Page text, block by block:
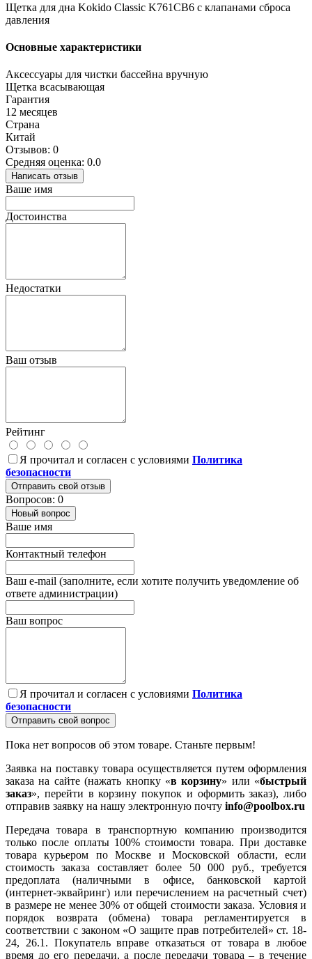
Щетка для дна Kokido Classic K761CB6 с клапанами сброса
давления
Основные характеристики
Аксессуары для чистки бассейна вручную
Щетка всасывающая
Гарантия
12 месяцев
Страна
Китай
Отзывов: 0
Средняя оценка: 0.0
Написать отзыв
Ваше имя
Достоинства
Недостатки
Ваш отзыв
Рейтинг
Я прочитал и согласен с условиями Политика
безопасности
Отправить свой отзыв
Вопросов: 0
Новый вопрос
Ваше имя
Контактный телефон
Ваш e-mail (заполните, если хотите получить уведомление об
ответе администрации)
Ваш вопрос
Я прочитал и согласен с условиями Политика
безопасности
Отправить свой вопрос
Пока нет вопросов об этом товаре. Станьте первым!
Заявка на поставку товара осуществляется путем оформления
заказа на сайте (нажать кнопку «в корзину» или «быстрый
заказ», перейти в корзину покупок и оформить заказ), либо
отправив заявку на нашу электронную почту info@poolbox.ru
Передача товара в транспортную компанию производится
только после оплаты 100% стоимости товара. При доставке
товара курьером по Москве и Московской области, если
стоимость заказа составляет более 50 000 руб., требуется
предоплата (наличными в офисе, банковской картой
(интернет-эквайринг) или перечислением на расчетный счет)
в размере не менее 30% от общей стоимости заказа. Условия и
порядок возврата (обмена) товара регламентируется в
соответствии с законом «О защите прав потребителей» ст. 18-
24, 26.1. Покупатель вправе отказаться от товара в любое
время до его передачи, а после передачи товара – в течение